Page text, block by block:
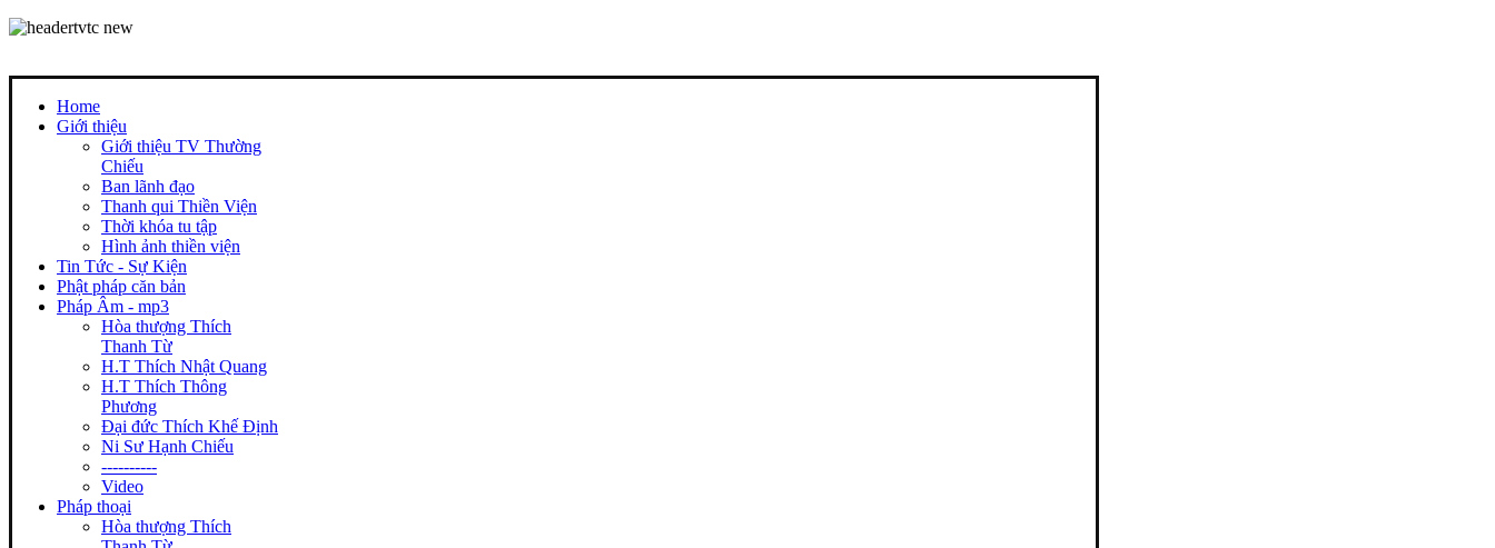
Home
Giới thiệu
Giới thiệu TV Thường
Chiếu
Ban lãnh đạo
Thanh qui Thiền Viện
Thời khóa tu tập
Hình ảnh thiền viện
Tin Tức - Sự Kiện
Phật pháp căn bản
Pháp Âm - mp3
Hòa thượng Thích
Thanh Từ
H.T Thích Nhật Quang
H.T Thích Thông
Phương
Đại đức Thích Khế Định
Ni Sư Hạnh Chiếu
----------
Video
Pháp thoại
Hòa thượng Thích